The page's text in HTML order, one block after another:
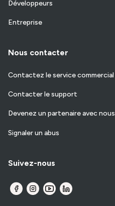
Développeurs
Entreprise
Nous contacter
Contactez le service commercial
Contacter le support
Devenez un partenaire avec nous
Signaler un abus
Suivez-nous